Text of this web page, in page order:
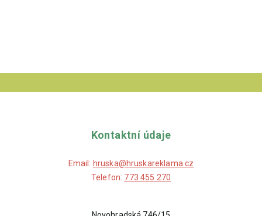
Kontaktní údaje
Email: hruska@hruskareklama.cz
Telefon: 773 455 270